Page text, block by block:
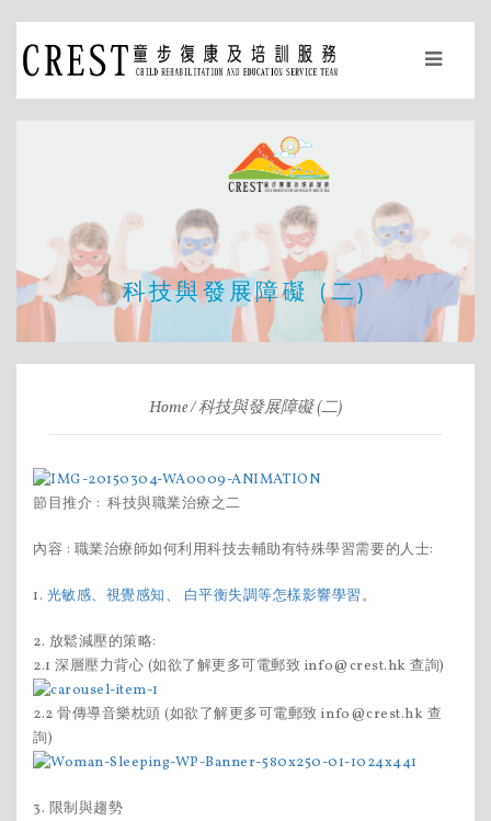
科技與發展障礙 (二)
Home 科技與發展障礙 (二)
節目推介 : 科技與職業治療之二
內容 : 職業治療師如何利用科技去輔助有特殊學習需要的人士:
1. 光敏感、視覺感知、 白平衡失調等怎樣影響學習。
2. 放鬆減壓的策略:
2.1 深層壓力背心 (如欲了解更多可電郵致 info@crest.hk 查詢)
2.2 骨傳導音樂枕頭 (如欲了解更多可電郵致 info@crest.hk 查
詢)
3. 限制與趨勢